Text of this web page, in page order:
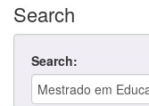
Search
Search: